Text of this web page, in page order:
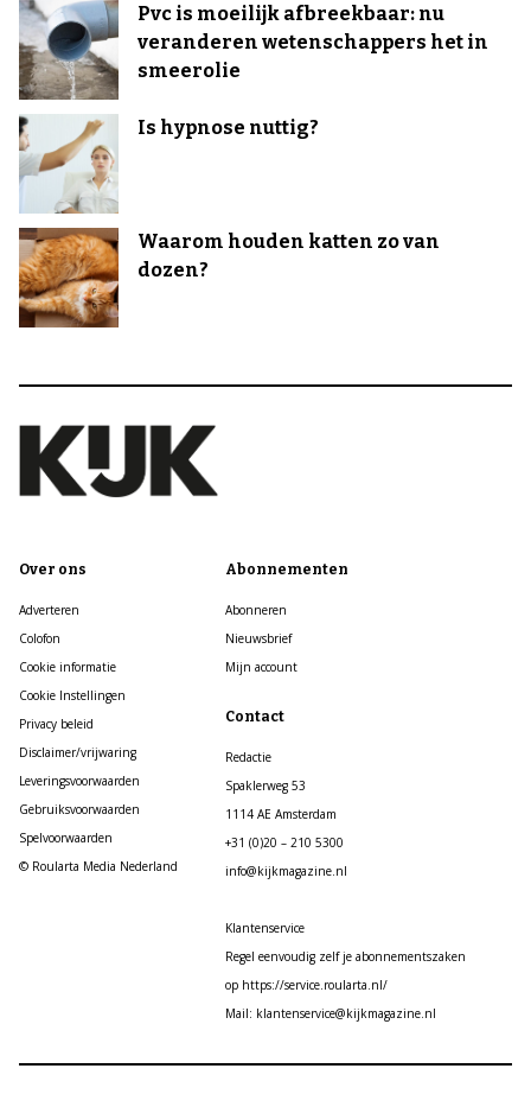
Pvc is moeilijk afbreekbaar: nu
veranderen wetenschappers het in
smeerolie
Is hypnose nuttig?
Waarom houden katten zo van
dozen?
Over ons
Adverteren
Colofon
Cookie informatie
Cookie Instellingen
Privacy beleid
Disclaimer/vrijwaring
Leveringsvoorwaarden
Gebruiksvoorwaarden
Spelvoorwaarden
© Roularta Media Nederland
Abonnementen
Abonneren
Nieuwsbrief
Mijn account
Contact
Redactie
Spaklerweg 53
1114 AE Amsterdam
+31 (0)20 – 210 5300
info@kijkmagazine.nl
Klantenservice
Regel eenvoudig zelf je abonnementszaken
op https://service.roularta.nl/
Mail: klantenservice@kijkmagazine.nl